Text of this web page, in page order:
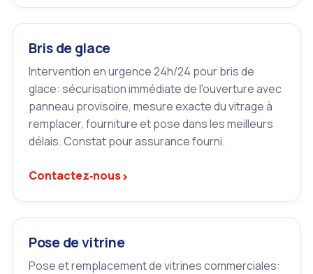
Bris de glace
Intervention en urgence 24h/24 pour bris de
glace: sécurisation immédiate de l'ouverture avec
panneau provisoire, mesure exacte du vitrage à
remplacer, fourniture et pose dans les meilleurs
délais. Constat pour assurance fourni.
Contactez‑nous›
Pose de vitrine
Pose et remplacement de vitrines commerciales: